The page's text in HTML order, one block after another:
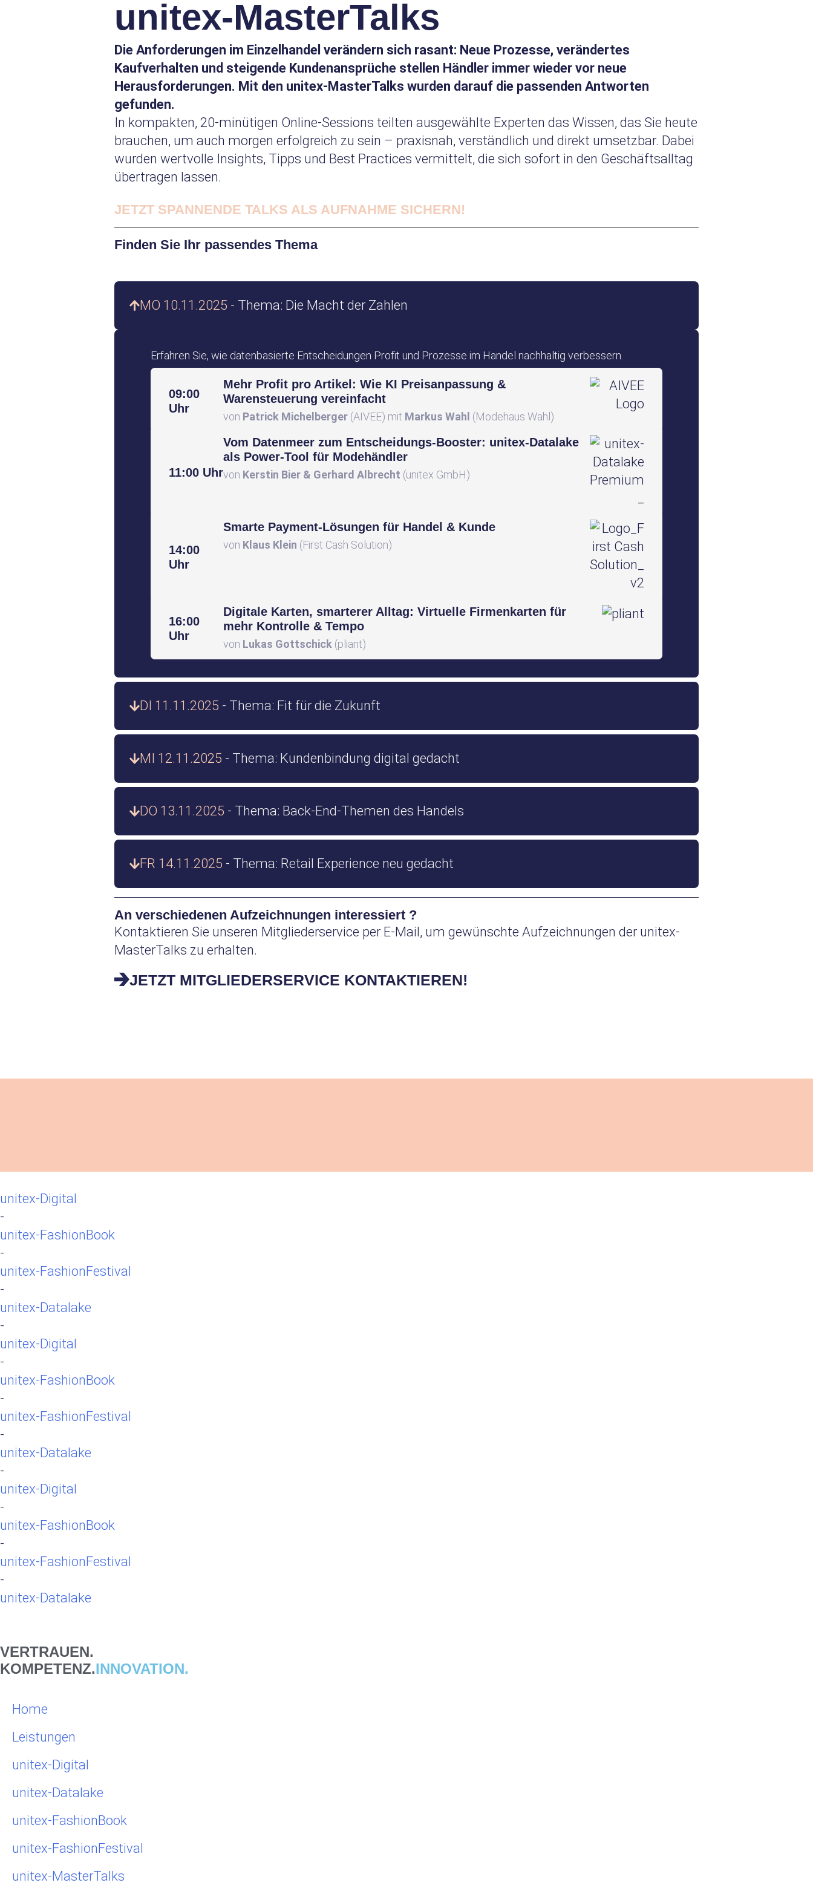
unitex-MasterTalks
Die Anforderungen im Einzelhandel verändern sich rasant: Neue Prozesse, verändertes
Kaufverhalten und steigende Kundenansprüche stellen Händler immer wieder vor neue
Herausforderungen. Mit den unitex-MasterTalks wurden darauf die passenden Antworten
gefunden.
In kompakten, 20-minütigen Online-Sessions teilten ausgewählte Experten das Wissen, das Sie heute
brauchen, um auch morgen erfolgreich zu sein – praxisnah, verständlich und direkt umsetzbar. Dabei
wurden wertvolle Insights, Tipps und Best Practices vermittelt, die sich sofort in den Geschäftsalltag
übertragen lassen.
JETZT SPANNENDE TALKS ALS AUFNAHME SICHERN!
Finden Sie Ihr passendes Thema
MO 10.11.2025 - Thema: Die Macht der Zahlen
Erfahren Sie, wie datenbasierte Entscheidungen Profit und Prozesse im Handel nachhaltig verbessern.
09:00
Uhr
Mehr Profit pro Artikel: Wie KI Preisanpassung &
Warensteuerung vereinfacht
von Patrick Michelberger (AIVEE) mit Markus Wahl (Modehaus Wahl)
11:00 Uhr
Vom Datenmeer zum Entscheidungs-Booster: unitex‑Datalake
als Power-Tool für Modehändler
von Kerstin Bier & Gerhard Albrecht (unitex GmbH)
14:00
Uhr
Smarte Payment-Lösungen für Handel & Kunde
von Klaus Klein (First Cash Solution)
16:00
Uhr
Digitale Karten, smarterer Alltag: Virtuelle Firmenkarten für
mehr Kontrolle & Tempo
von Lukas Gottschick (pliant)
DI 11.11.2025 - Thema: Fit für die Zukunft
MI 12.11.2025 - Thema: Kundenbindung digital gedacht
DO 13.11.2025 - Thema: Back-End-Themen des Handels
FR 14.11.2025 - Thema: Retail Experience neu gedacht
An verschiedenen Aufzeichnungen interessiert ?
Kontaktieren Sie unseren Mitgliederservice per E-Mail, um gewünschte Aufzeichnungen der unitex-
MasterTalks zu erhalten.
JETZT MITGLIEDERSERVICE KONTAKTIEREN!
unitex-Digital
-
unitex-FashionBook
-
unitex-FashionFestival
-
unitex-Datalake
-
unitex-Digital
-
unitex-FashionBook
-
unitex-FashionFestival
-
unitex-Datalake
-
unitex-Digital
-
unitex-FashionBook
-
unitex-FashionFestival
-
unitex-Datalake
VERTRAUEN.
KOMPETENZ.INNOVATION.
Home
Leistungen
unitex-Digital
unitex-Datalake
unitex-FashionBook
unitex-FashionFestival
unitex-MasterTalks